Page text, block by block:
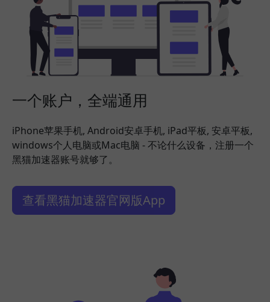
一个账户，全端通用
iPhone苹果手机, Android安卓手机, iPad平板, 安卓平板,
windows个人电脑或Mac电脑 - 不论什么设备，注册一个
黑猫加速器账号就够了。
查看黑猫加速器官网版App